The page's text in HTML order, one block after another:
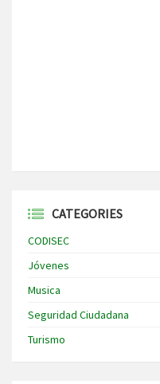
CATEGORIES
CODISEC
Jóvenes
Musica
Seguridad Ciudadana
Turismo